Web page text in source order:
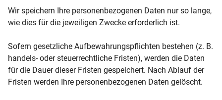
Wir speichern Ihre personenbezogenen Daten nur so lange,
wie dies für die jeweiligen Zwecke erforderlich ist.
Sofern gesetzliche Aufbewahrungspflichten bestehen (z. B.
handels- oder steuerrechtliche Fristen), werden die Daten
für die Dauer dieser Fristen gespeichert. Nach Ablauf der
Fristen werden Ihre personenbezogenen Daten gelöscht.